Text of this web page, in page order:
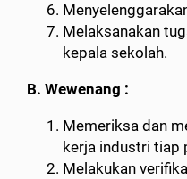
Melaksanakan
kepala sekolah.
B. Wewenang :
Memeriksa dan
kerja industri tiap
Melakukan